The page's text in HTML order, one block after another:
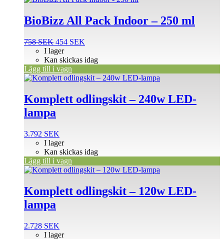
BioBizz All Pack Indoor – 250 ml
758SEK Det
ursprungliga
priset
var:
758 SEK.
454 SEK
priset
454 SEK.
I lager
Kan skickas idag
Lägg till i vagn
Komplett odlingskit – 240w LED-
lampa
3.792 SEK
I lager
Kan skickas idag
Lägg till i vagn
Komplett odlingskit – 120w LED-
lampa
2.728 SEK
I lager